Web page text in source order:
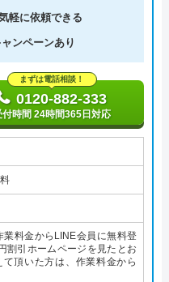
軽に依頼できる
ンペーンあり
まずは電話相談！
0120-882-333
付時間 24時間365日対応
業料金からLINE会員に無料登
割引ホームページを見たとお
て頂いた方は、作業料金から